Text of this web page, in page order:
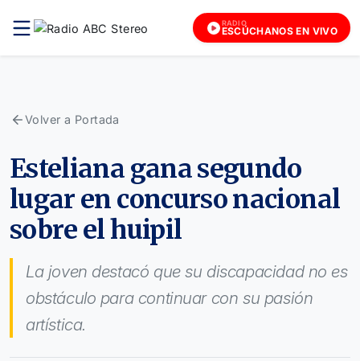
RADIO
ESCÚCHANOS EN VIVO
Volver a Portada
Esteliana gana segundo
lugar en concurso nacional
sobre el huipil
La joven destacó que su discapacidad no es
obstáculo para continuar con su pasión
artística.